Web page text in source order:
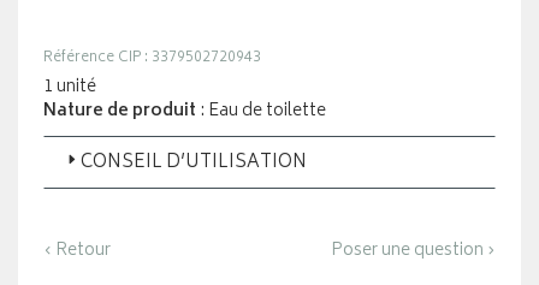
Référence CIP : 3379502720943
1 unité
Nature de produit : Eau de toilette
CONSEIL D’UTILISATION
‹ Retour Poser une question ›